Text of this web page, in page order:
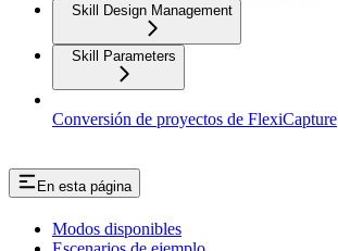
Skill Design Management
Skill Parameters
Conversión de proyectos de FlexiCapture
En esta página
Modos disponibles